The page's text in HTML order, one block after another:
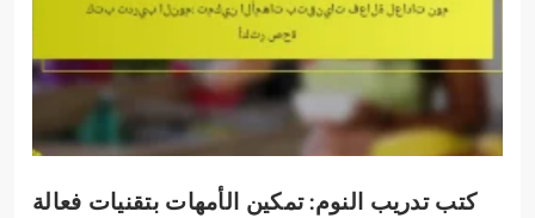
كتب تدريب النوم: تمكين الأمهات بتقنيات فعالة